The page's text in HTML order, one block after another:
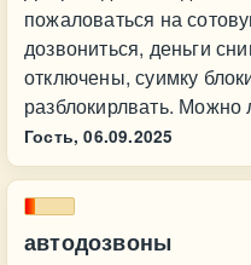
пожаловаться на
дозвониться, деньги
отключены, суимку
разблокирлвать. Можно
Гость, 06.09.2025
автодозвоны